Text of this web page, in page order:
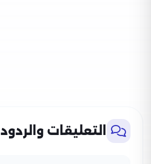
التعليقات والردود